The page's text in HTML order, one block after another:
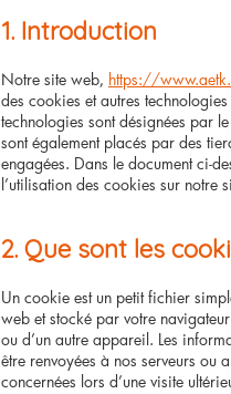
1. Introduction
Notre site web, https://
des cookies et autres
technologies sont désignées par
sont également placés par des
engagées. Dans le document ci-
l’utilisation des cookies sur notre
2. Que sont les
Un cookie est un petit fichier
web et stocké par votre
ou d’un autre appareil. Les
être renvoyées à nos serveurs ou
concernées lors d’une visite